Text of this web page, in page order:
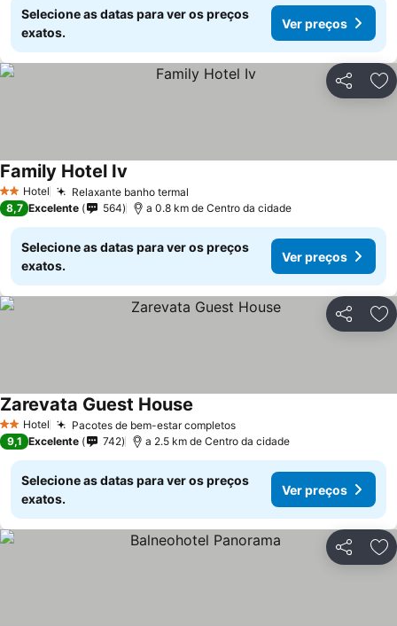
Selecione as datas para ver os preços
exatos.
Ver preços
Partilhar
2 Estrelas
Hotel Relaxante banho termal
Family Hotel Iv
8,7 Excelente 564 a 0.8 km de Centro da cidade
Selecione as datas para ver os preços
exatos.
Ver preços
Partilhar
2 Estrelas
Hotel Pacotes de bem-estar completosVer preços
Zarevata Guest House
9,1 Excelente 742 a 2.5 km de Centro da cidade
Selecione as datas para ver os preços
exatos.
Ver preços
Partilhar